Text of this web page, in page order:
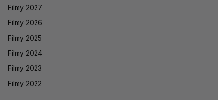
Filmy 2027
Filmy 2026
Filmy 2025
Filmy 2024
Filmy 2023
Filmy 2022